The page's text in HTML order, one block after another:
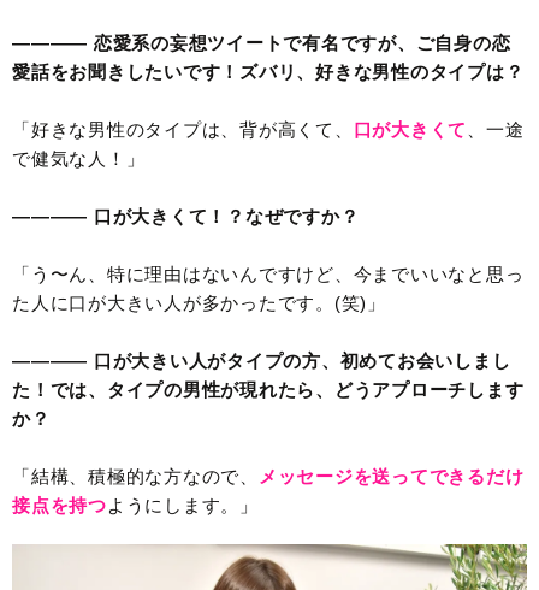
———— 恋愛系の妄想ツイートで有名ですが、ご自身の恋
愛話をお聞きしたいです！ズバリ、好きな男性のタイプは？
「好きな男性のタイプは、背が高くて、 口が大きくて 、一途
で健気な人！」
———— 口が大きくて！？なぜですか？
「う〜ん、特に理由はないんですけど、今までいいなと思っ
た人に口が大きい人が多かったです。(笑)」
———— 口が大きい人がタイプの方、初めてお会いしまし
た！では、タイプの男性が現れたら、どうアプローチします
か？
「結構、積極的な方なので、 メッセージを送ってできるだけ
接点を持つようにします。」